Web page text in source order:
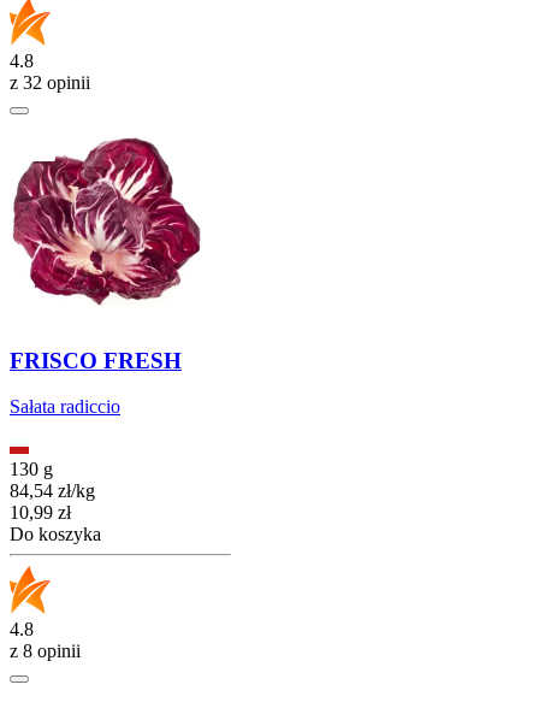
4.8
z 32 opinii
FRISCO FRESH
Sałata radiccio
130 g
84,54 zł/kg
Cena
10,99 zł
Do koszyka
4.8
z 8 opinii